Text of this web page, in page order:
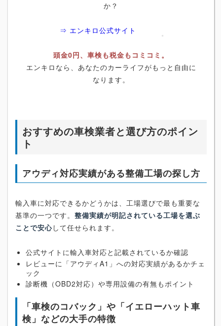
か？
⇒ エンキロ公式サイト
頭金0円、車検も税金もコミコミ。
エンキロなら、あなたのカーライフがもっと自由に
なります。
おすすめの車検業者と選び方のポイン
ト
アウディ対応実績がある整備工場の探し方
輸入車に対応できるかどうかは、工場選びで最も重要な
基準の一つです。 整備実績が明記されている工場を選ぶ
ことで安心して任せられます。
公式サイトに輸入車対応と記載されているか確認
レビューに「アウディA1」への対応実績があるかチェ
ック
診断機（OBD2対応）や専用設備の有無もポイント
「車検のコバック」や「イエローハット車
検」などの大手の特徴